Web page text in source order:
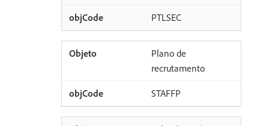
PTLSEC
Plano de
recrutamento
STAFFP